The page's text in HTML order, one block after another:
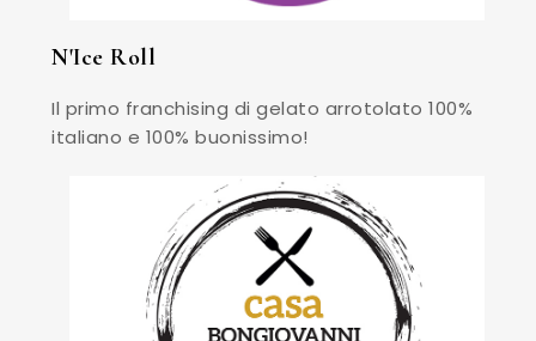
N'Ice Roll
Il primo franchising di gelato arrotolato 100%
italiano e 100% buonissimo!